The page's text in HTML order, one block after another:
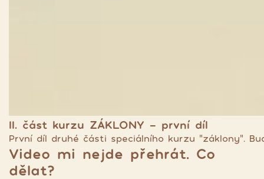
II. část kurzu ZÁKLONY - první díl
První díl druhé části speciálního kurzu "záklony".
Video mi nejde přehrát. Co
dělat?